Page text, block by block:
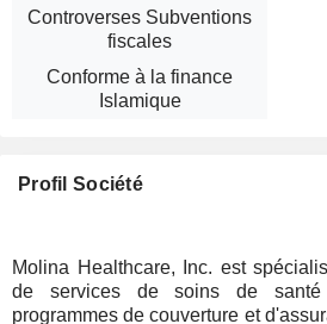
Controverses Subventions
fiscales
Conforme à la finance
Islamique
Profil Société
Molina Healthcare, Inc. est
de services de soins de
programmes de couverture et